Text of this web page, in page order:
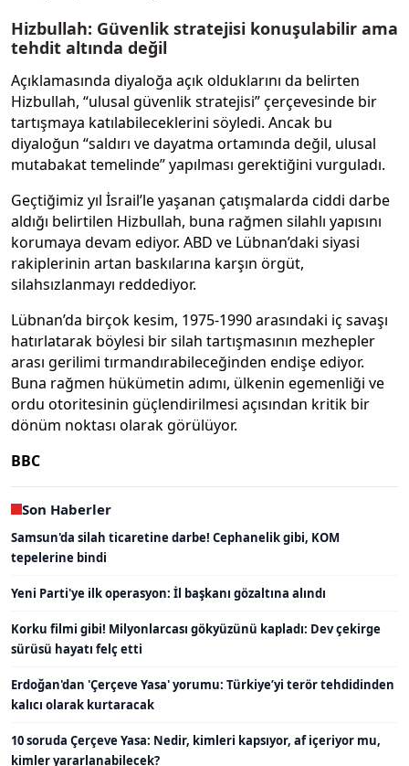
Hizbullah: Güvenlik stratejisi konuşulabilir ama
tehdit altında değil
Açıklamasında diyaloğa açık olduklarını da belirten
Hizbullah, “ulusal güvenlik stratejisi” çerçevesinde bir
tartışmaya katılabileceklerini söyledi. Ancak bu
diyaloğun “saldırı ve dayatma ortamında değil, ulusal
mutabakat temelinde” yapılması gerektiğini vurguladı.
Geçtiğimiz yıl İsrail’le yaşanan çatışmalarda ciddi darbe
aldığı belirtilen Hizbullah, buna rağmen silahlı yapısını
korumaya devam ediyor. ABD ve Lübnan’daki siyasi
rakiplerinin artan baskılarına karşın örgüt,
silahsızlanmayı reddediyor.
Lübnan’da birçok kesim, 1975-1990 arasındaki iç savaşı
hatırlatarak böylesi bir silah tartışmasının mezhepler
arası gerilimi tırmandırabileceğinden endişe ediyor.
Buna rağmen hükümetin adımı, ülkenin egemenliği ve
ordu otoritesinin güçlendirilmesi açısından kritik bir
dönüm noktası olarak görülüyor.
BBC
Son Haberler
Samsun'da silah ticaretine darbe! Cephanelik gibi, KOM
tepelerine bindi
Yeni Parti'ye ilk operasyon: İl başkanı gözaltına alındı
Korku filmi gibi! Milyonlarcası gökyüzünü kapladı: Dev çekirge
sürüsü hayatı felç etti
Erdoğan'dan 'Çerçeve Yasa' yorumu: Türkiye’yi terör tehdidinden
kalıcı olarak kurtaracak
10 soruda Çerçeve Yasa: Nedir, kimleri kapsıyor, af içeriyor mu,
kimler yararlanabilecek?